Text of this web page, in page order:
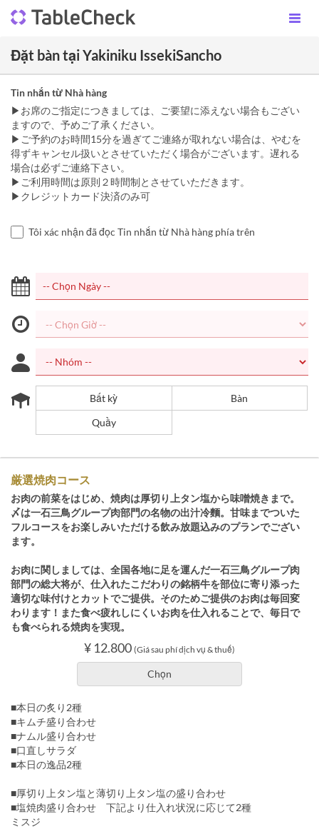
Đặt bàn tại Yakiniku IssekiSancho
Tin nhắn từ Nhà hàng
▶お席のご指定につきましては、ご要望に添えない場合もござい
ますので、予めご了承ください。
▶ご予約のお時間15分を過ぎてご連絡が取れない場合は、やむを
得ずキャンセル扱いとさせていただく場合がございます。遅れる
場合は必ずご連絡下さい。
▶︎ご利用時間は原則２時間制とさせていただきます。
▶︎クレジットカード決済のみ可
Tôi xác nhận đã đọc Tin nhắn từ Nhà hàng phía trên
Bất kỳ
Bàn
Quầy
厳選焼肉コース
お肉の前菜をはじめ、焼肉は厚切り上タン塩から味噌焼きまで。
〆は一石三鳥グループ肉部門の名物の出汁冷麵。甘味までついた
フルコースをお楽しみいただける飲み放題込みのプランでござい
ます。
お肉に関しましては、全国各地に足を運んだ一石三鳥グループ肉
部門の総大将が、仕入れたこだわりの銘柄牛を部位に寄り添った
適切な味付けとカットでご提供。そのためご提供のお肉は毎回変
わります！また食べ疲れしにくいお肉を仕入れることで、毎日で
も食べられる焼肉を実現。
¥ 12.800 (Giá sau phí dịch vụ & thuế)
Chọn
■本日の炙り2種
■キムチ盛り合わせ
■ナムル盛り合わせ
■口直しサラダ
■本日の逸品2種
■厚切り上タン塩と薄切り上タン塩の盛り合わせ
■塩焼肉盛り合わせ 下記より仕入れ状況に応じて2種
ミスジ